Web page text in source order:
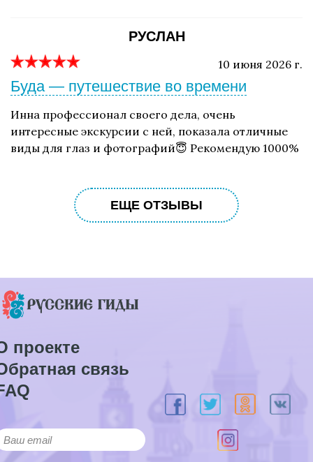
РУСЛАН
10 июня 2026 г.
Буда — путешествие во времени
Инна профессионал своего дела, очень
интересные экскурсии с ней, показала отличные
виды для глаз и фотографий😇 Рекомендую 1000%
ЕЩЕ ОТЗЫВЫ
проекте
связь